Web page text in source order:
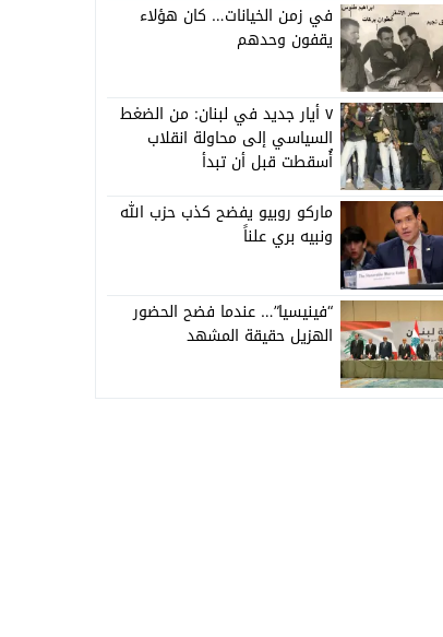
في زمن الخيانات… كان هؤلاء
يقفون وحدهم
٧ أيار جديد في لبنان: من الضغط
السياسي إلى محاولة انقلاب
أُسقطت قبل أن تبدأ
ماركو روبيو يفضح كذب حزب الله
ونبيه بري علناً
“فينيسيا”… عندما فضح الحضور
الهزيل حقيقة المشهد